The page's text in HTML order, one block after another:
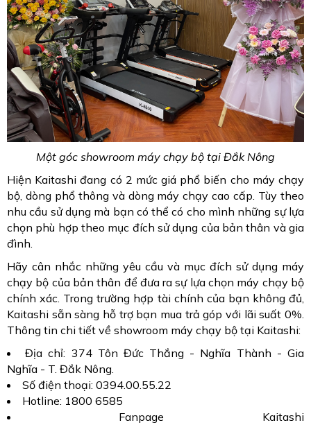
Một góc showroom máy chạy bộ tại Đắk Nông
Hiện Kaitashi đang có 2 mức giá phổ biến cho máy chạy
bộ, dòng phổ thông và dòng máy chạy cao cấp. Tùy theo
nhu cầu sử dụng mà bạn có thể có cho mình những sự lựa
chọn phù hợp theo mục đích sử dụng của bản thân và gia
đình.
Hãy cân nhắc những yêu cầu và mục đích sử dụng máy
chạy bộ của bản thân để đưa ra sự lựa chọn máy chạy bộ
chính xác. Trong trường hợp tài chính của bạn không đủ,
Kaitashi sẵn sàng hỗ trợ bạn mua trả góp với lãi suất 0%.
Thông tin chi tiết về showroom máy chạy bộ tại Kaitashi:
Địa chỉ: 374 Tôn Đức Thắng - Nghĩa Thành - Gia
Nghĩa - T. Đắk Nông.
Số điện thoại: 0394.00.55.22
Hotline: 1800 6585
Fanpage Kaitashi